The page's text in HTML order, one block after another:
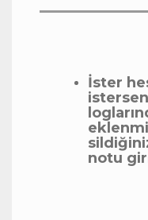
İster
notu